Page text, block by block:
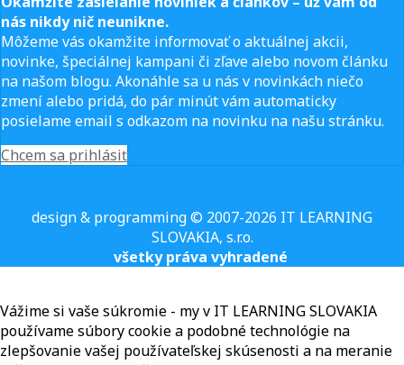
nás nikdy nič neunikne.
Môžeme vás okamžite informovať o aktuálnej akcii,
novinke, špeciálnej kampani či zľave alebo novom článku
na našom blogu. Akonáhle sa u nás v novinkách niečo
zmení alebo pridá, do pár minút vám automaticky
posielame email s odkazom na novinku na našu stránku.
Chcem sa prihlásiť
design & programming © 2007-2026 IT LEARNING
SLOVAKIA, s.r.o.
všetky práva vyhradené
Vážime si vaše súkromie - my v IT LEARNING SLOVAKIA
používame súbory cookie a podobné technológie na
zlepšovanie vašej používateľskej skúsenosti a na meranie